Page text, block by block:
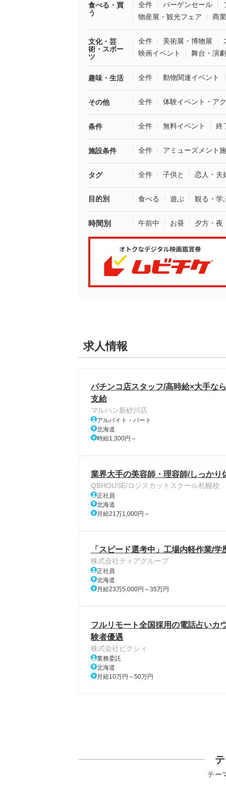
食べる・買
う
全件 バーゲンセール
物産展・観光フェア
商
文化・芸
術・スポー
ツ
全件 美術展・博物展
映画イベント
舞台・演劇
趣味・生活 全件 動物関連イベント
その他 全件 体験イベント・ア
条件 全件 無料イベント 終
施設条件 全件 アミューズメント
タグ 全件 子供と 恋人・夫
目的別 食べる 遊ぶ 観る・学
時間別 午前中 お昼 夕方・夜
求人情報
パチンコ店スタッフ/高時給×大手な
支給
マルハン新砂川店
アルバイト・パート
北海道
時給1,300円～
業界大手の美容師・理容師/しっかり
QBHOUSE/ロジスカットスクール札幌校
正社員
北海道
月給21万1,000円～
「スピード選考中」工場内軽作業/
株式会社ティアグループ
正社員
北海道
月給23万5,000円～35万円
フルリモート全国採用の電話占いカ
験者優遇
株式会社ピクシィ
業務委託
北海道
月給10万円～50万円
テー